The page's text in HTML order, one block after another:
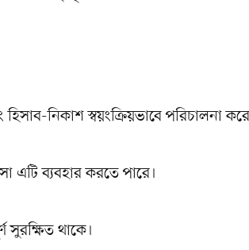
নিকাশ স্বয়ংক্রিয়ভাবে পরিচালনা
এটি ব্যবহার করতে পারে।
সুরক্ষিত থাকে।